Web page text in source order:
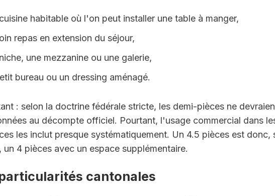
habitable où l'on peut installer une table à manger,
repas en extension du séjour,
une mezzanine ou une galerie,
bureau ou un dressing aménagé.
: selon la doctrine fédérale stricte, les demi-pièces ne
au décompte officiel. Pourtant, l'usage commercial dans
les inclut presque systématiquement. Un 4.5 pièces est donc,
un 4 pièces avec un espace supplémentaire.
cantonales